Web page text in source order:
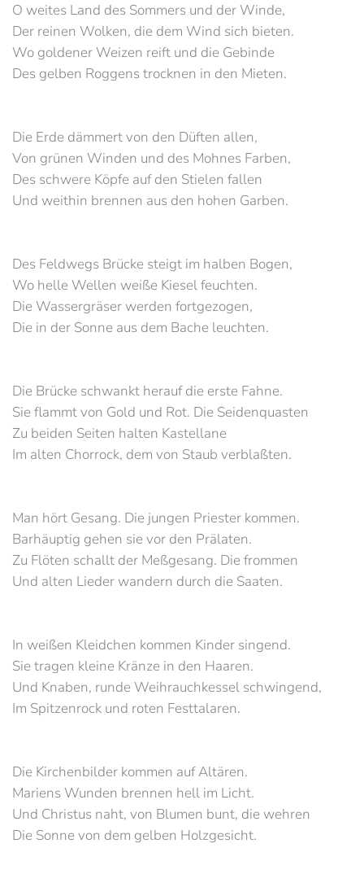
O weites Land des Sommers und der Winde,
Der reinen Wolken, die dem Wind sich bieten.
Wo goldener Weizen reift und die Gebinde
Des gelben Roggens trocknen in den Mieten.
Die Erde dämmert von den Düften allen,
Von grünen Winden und des Mohnes Farben,
Des schwere Köpfe auf den Stielen fallen
Und weithin brennen aus den hohen Garben.
Des Feldwegs Brücke steigt im halben Bogen,
Wo helle Wellen weiße Kiesel feuchten.
Die Wassergräser werden fortgezogen,
Die in der Sonne aus dem Bache leuchten.
Die Brücke schwankt herauf die erste Fahne.
Sie flammt von Gold und Rot. Die Seidenquasten
Zu beiden Seiten halten Kastellane
Im alten Chorrock, dem von Staub verblaßten.
Man hört Gesang. Die jungen Priester kommen.
Barhäuptig gehen sie vor den Prälaten.
Zu Flöten schallt der Meßgesang. Die frommen
Und alten Lieder wandern durch die Saaten.
In weißen Kleidchen kommen Kinder singend.
Sie tragen kleine Kränze in den Haaren.
Und Knaben, runde Weihrauchkessel schwingend,
Im Spitzenrock und roten Festtalaren.
Die Kirchenbilder kommen auf Altären.
Mariens Wunden brennen hell im Licht.
Und Christus naht, von Blumen bunt, die wehren
Die Sonne von dem gelben Holzgesicht.